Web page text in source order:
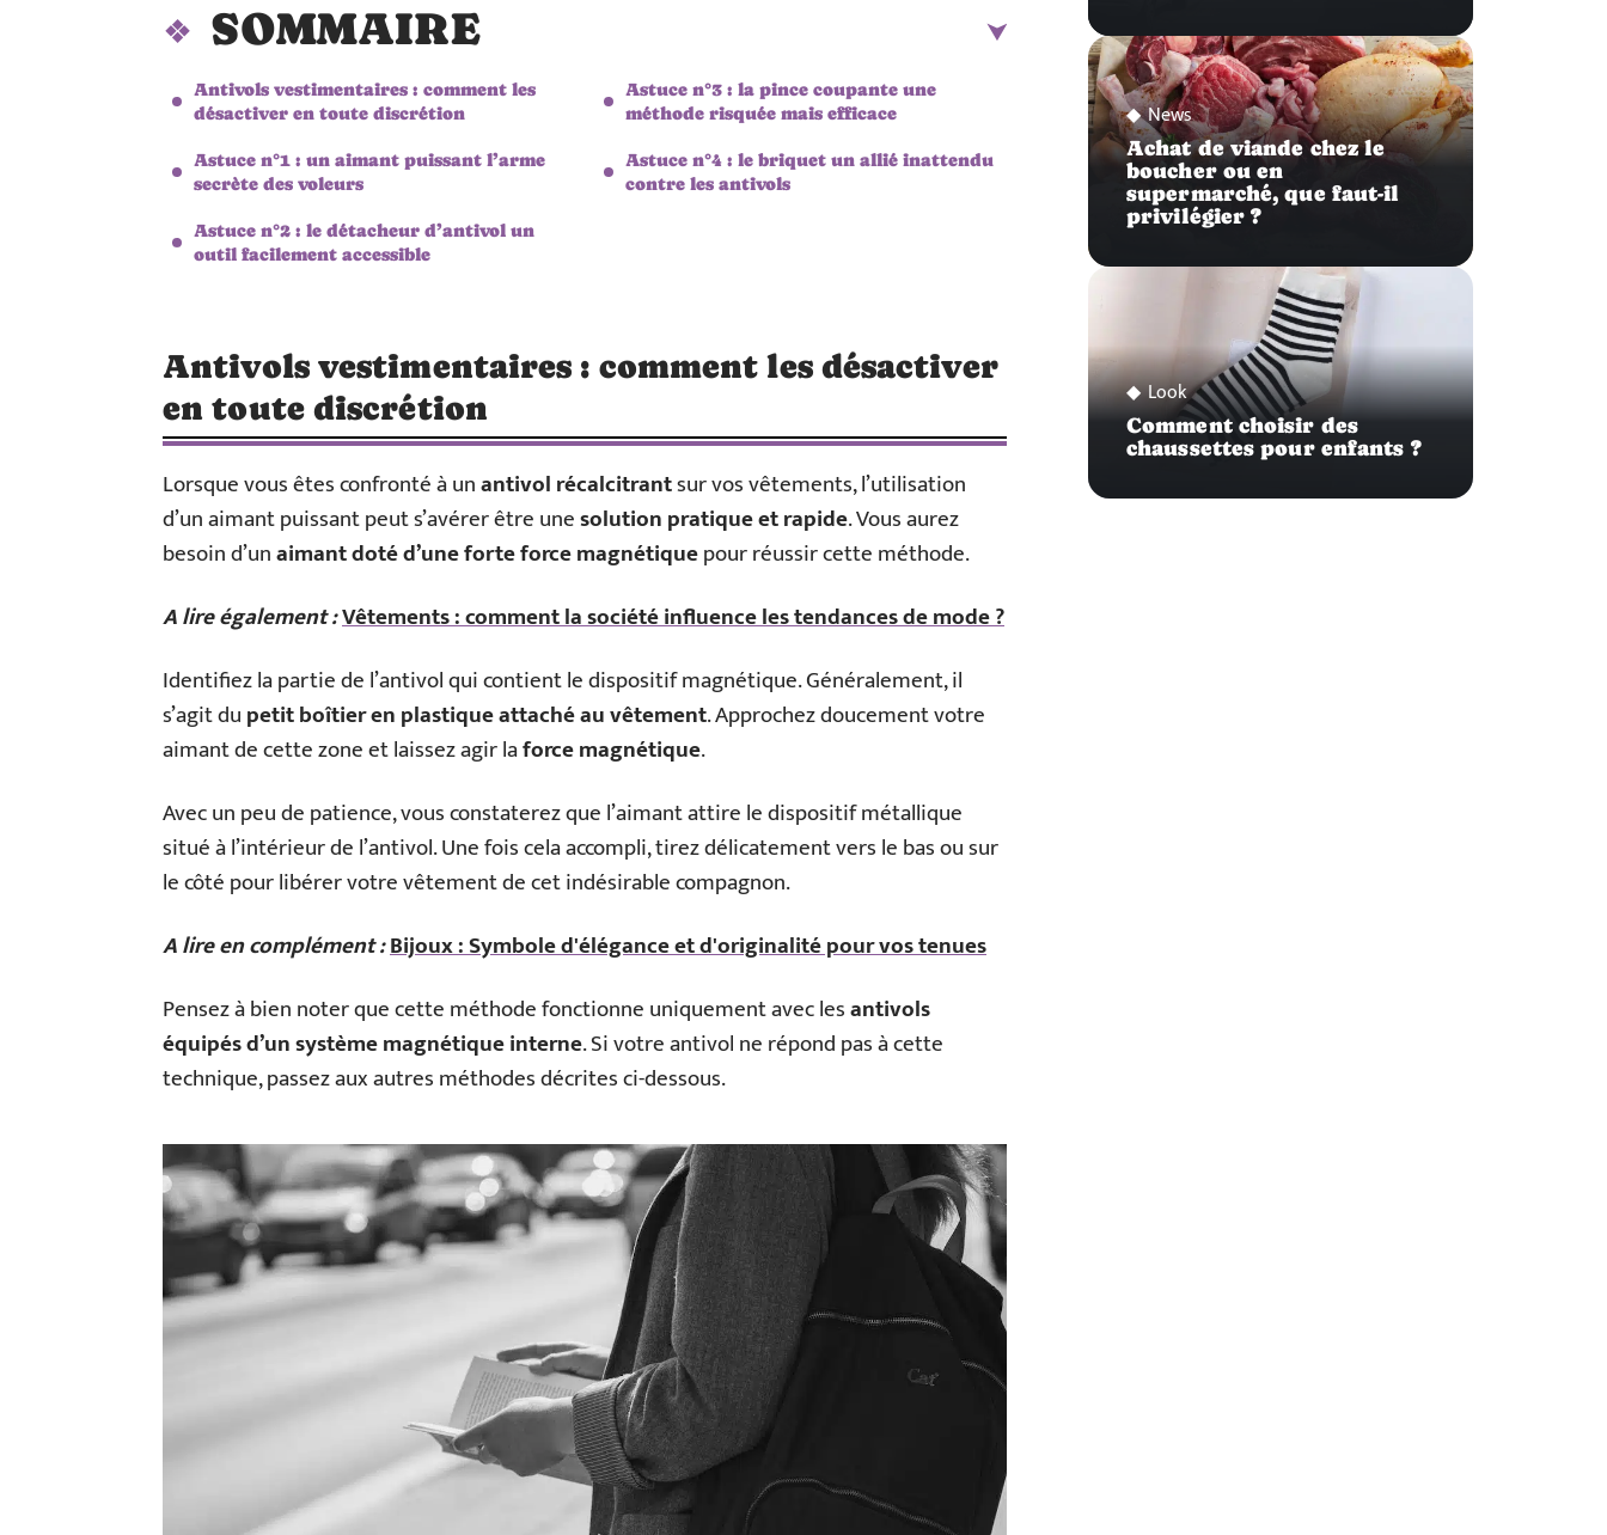
SOMMAIRE
Antivols vestimentaires : comment les
désactiver en toute discrétion
Astuce n°1 : un aimant puissant l’arme
secrète des voleurs
Astuce n°2 : le détacheur d’antivol un
outil facilement accessible
Astuce n°3 : la pince coupante une
méthode risquée mais efficace
Astuce n°4 : le briquet un allié inattendu
contre les antivols
Antivols vestimentaires : comment les désactiver
en toute discrétion
Lorsque vous êtes confronté à unantivol récalcitrantsur vos vêtements, l’utilisation
d’un aimant puissant peut s’avérer être unesolution pratique et rapide. Vous aurez
besoin d’unaimant doté d’une forteforce magnétiquepour réussir cette méthode.
A lire également :Vêtements : comment la société influence les tendances de mode ?
Identifiez la partie de l’antivol qui contient le dispositif magnétique. Généralement, il
s’agit dupetit boîtier en plastique attaché au vêtement. Approchez doucement votre
aimant de cette zone et laissez agir laforce magnétique.
Avec un peu de patience, vous constaterez que l’aimant attire le dispositif métallique
situé à l’intérieur de l’antivol. Une fois cela accompli, tirez délicatement vers le bas ou sur
le côté pour libérer votre vêtement de cet indésirable compagnon.
A lire en complément :Bijoux : Symbole d'élégance et d'originalité pour vos tenues
Pensez à bien noter que cette méthode fonctionne uniquement avec lesantivols
équipés d’un système magnétique interne. Si votre antivol ne répond pas à cette
technique, passez aux autres méthodes décrites ci-dessous.
News
Achat de viande chez le
boucher ou en
supermarché, que faut-il
privilégier ?
Look
Comment choisir des
chaussettes pour enfants ?